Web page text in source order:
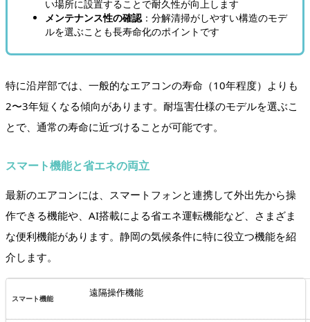
い場所に設置することで耐久性が向上します
メンテナンス性の確認 ：分解清掃がしやすい構造のモデ
ルを選ぶことも長寿命化のポイントです
特に沿岸部では、一般的なエアコンの寿命（10年程度）よりも
2〜3年短くなる傾向があります。耐塩害仕様のモデルを選ぶこ
とで、通常の寿命に近づけることが可能です。
スマート機能と省エネの両立
最新のエアコンには、スマートフォンと連携して外出先から操
作できる機能や、AI搭載による省エネ運転機能など、さまざま
な便利機能があります。静岡の気候条件に特に役立つ機能を紹
介します。
遠隔操作機能